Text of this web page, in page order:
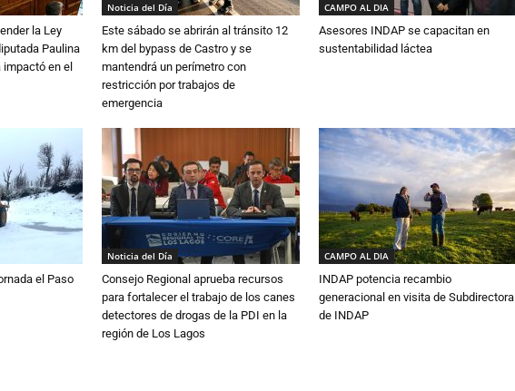
la Ley
Paulina
en el
Noticia del Día
Este sábado se abrirán al tránsito 12
km del bypass de Castro y se
mantendrá un perímetro con
restricción por trabajos de
emergencia
CAMPO AL DIA
Asesores INDAP se capacitan en
sustentabilidad láctea
el Paso
Noticia del Día
Consejo Regional aprueba recursos
para fortalecer el trabajo de los canes
detectores de drogas de la PDI en la
región de Los Lagos
CAMPO AL DIA
INDAP potencia recambio
generacional en visita de Subdirectora
de INDAP